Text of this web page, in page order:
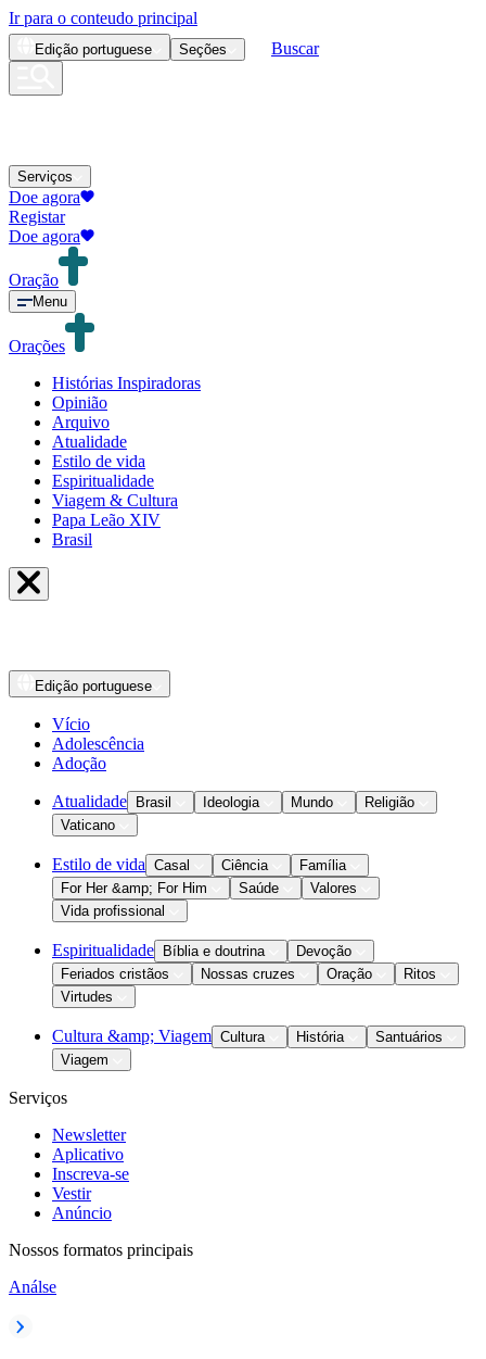
Ir para o conteudo principal
Edição portuguese Seções Buscar
Serviços
Doe agora
Registar
Doe agora
Oração
Menu
Orações
Histórias Inspiradoras
Opinião
Arquivo
Atualidade
Estilo de vida
Espiritualidade
Viagem & Cultura
Papa Leão XIV
Brasil
Edição portuguese
Vício
Adolescência
Adoção
Atualidade Brasil Ideologia Mundo
Religião
Vaticano
Estilo de vida Casal Ciência
Família
For Her &amp; For Him
Saúde
Valores
Vida profissional
Espiritualidade Bíblia e doutrina
Devoção
Feriados cristãos
Nossas cruzes Oração
Ritos
Virtudes
Cultura &amp; Viagem Cultura História
Santuários
Viagem
Serviços
Newsletter
Aplicativo
Inscreva-se
Vestir
Anúncio
Nossos formatos principais
Análse